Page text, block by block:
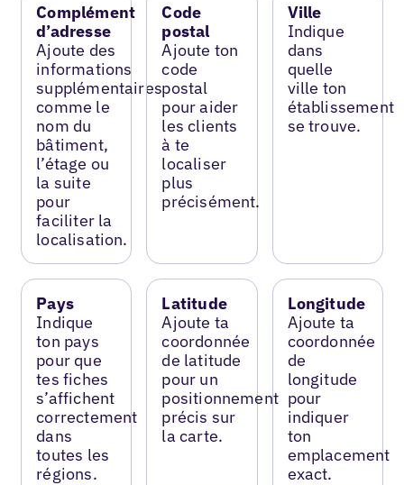
Complément
d’adresse
Ajoute des
informations
supplémentaires
comme le
nom du
bâtiment,
l’étage ou
la suite
pour
faciliter la
localisation.
Code
postal
Ajoute ton
code
postal
pour aider
les clients
à te
localiser
plus
précisément.
Ville
Indique
dans
quelle
ville ton
établissement
se trouve.
Pays
Indique
ton pays
pour que
tes fiches
s’affichent
correctement
dans
toutes les
régions.
Latitude
Ajoute ta
coordonnée
de latitude
pour un
positionnement
précis sur
la carte.
Longitude
Ajoute ta
coordonnée
de
longitude
pour
indiquer
ton
emplacement
exact.